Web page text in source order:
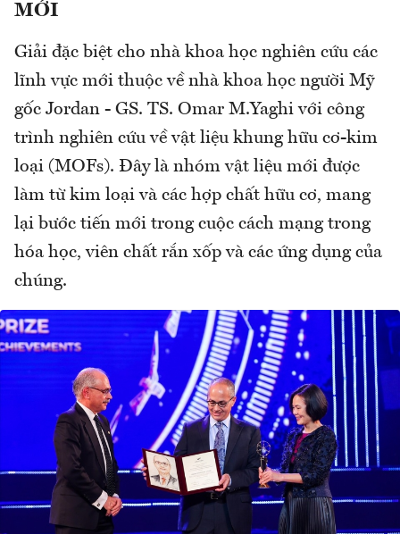
MỚI
Giải đặc biệt cho nhà khoa học nghiên cứu các
lĩnh vực mới thuộc về nhà khoa học người Mỹ
gốc Jordan - GS. TS. Omar M.Yaghi với công
trình nghiên cứu về vật liệu khung hữu cơ-kim
loại (MOFs). Đây là nhóm vật liệu mới được
làm từ kim loại và các hợp chất hữu cơ, mang
lại bước tiến mới trong cuộc cách mạng trong
hóa học, viên chất rắn xốp và các ứng dụng của
chúng.